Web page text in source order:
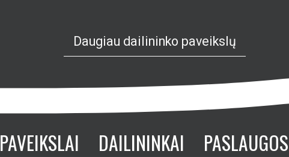
Daugiau dailininko paveikslų
PAVEIKSLAI DAILININKAI PASLAUGOS